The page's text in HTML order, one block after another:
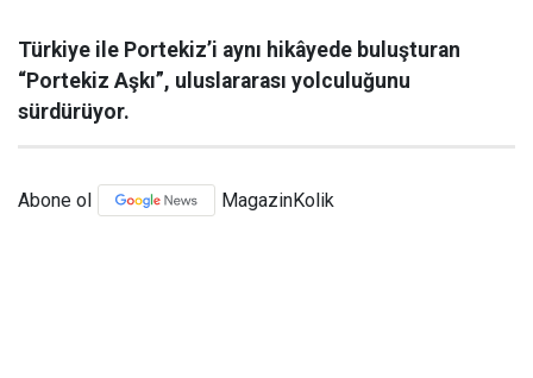
Türkiye ile Portekiz’i aynı hikâyede buluşturan
“Portekiz Aşkı”, uluslararası yolculuğunu
sürdürüyor.
Abone ol MagazinKolik